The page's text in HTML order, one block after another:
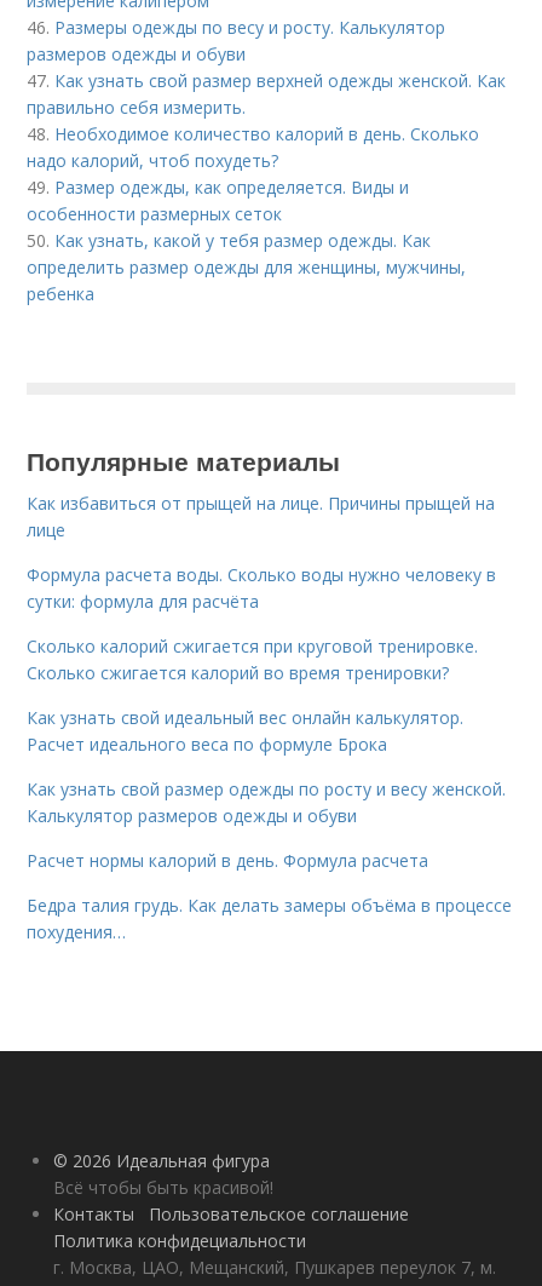
46. Размеры одежды по весу и росту. Калькулятор
размеров одежды и обуви
47. Как узнать свой размер верхней одежды женской. Как
правильно себя измерить.
48. Необходимое количество калорий в день. Сколько
надо калорий, чтоб похудеть?
49. Размер одежды, как определяется. Виды и
особенности размерных сеток
50. Как узнать, какой у тебя размер одежды. Как
определить размер одежды для женщины, мужчины,
ребенка
Популярные материалы
Как избавиться от прыщей на лице. Причины прыщей на
лице
Формула расчета воды. Сколько воды нужно человеку в
сутки: формула для расчёта
Сколько калорий сжигается при круговой тренировке.
Сколько сжигается калорий во время тренировки?
Как узнать свой идеальный вес онлайн калькулятор.
Расчет идеального веса по формуле Брока
Как узнать свой размер одежды по росту и весу женской.
Калькулятор размеров одежды и обуви
Расчет нормы калорий в день. Формула расчета
Бедра талия грудь. Как делать замеры объёма в процессе
похудения…
© 2026 Идеальная фигура
Всё чтобы быть красивой!
Контакты
Пользовательское соглашение
Политика конфидециальности
г. Москва, ЦАО, Мещанский, Пушкарев переулок 7, м.